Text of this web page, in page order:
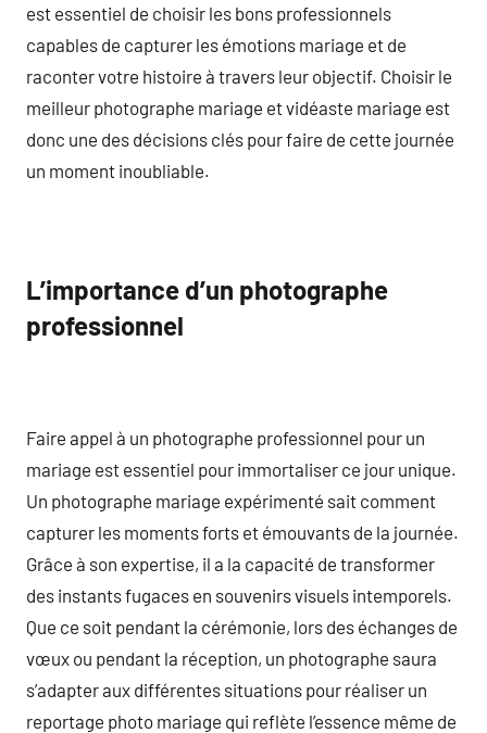
est essentiel de choisir les bons professionnels
capables de capturer les émotions mariage et de
raconter votre histoire à travers leur objectif. Choisir le
meilleur photographe mariage et vidéaste mariage est
donc une des décisions clés pour faire de cette journée
un moment inoubliable.
L’importance d’un photographe
professionnel
Faire appel à un photographe professionnel pour un
mariage est essentiel pour immortaliser ce jour unique.
Un photographe mariage expérimenté sait comment
capturer les moments forts et émouvants de la journée.
Grâce à son expertise, il a la capacité de transformer
des instants fugaces en souvenirs visuels intemporels.
Que ce soit pendant la cérémonie, lors des échanges de
vœux ou pendant la réception, un photographe saura
s’adapter aux différentes situations pour réaliser un
reportage photo mariage qui reflète l’essence même de